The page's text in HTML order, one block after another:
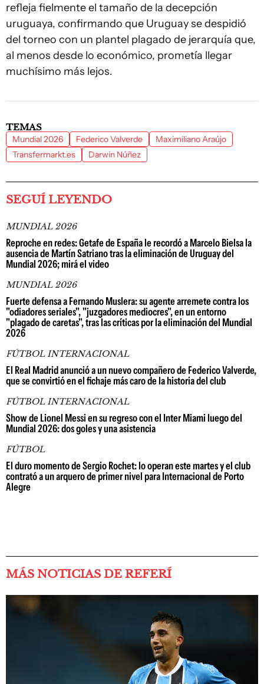
refleja fielmente el tamaño de la decepción
uruguaya, confirmando que Uruguay se despidió
del torneo con un plantel plagado de jerarquía que,
al menos desde lo económico, prometía llegar
muchísimo más lejos.
TEMAS
Mundial 2026 Federico Valverde
Maximiliano Araújo
Transfermarkt.es
Darwin Núñez
SEGUÍ LEYENDO
MUNDIAL 2026
Reproche en redes: Getafe de España le recordó a Marcelo Bielsa la
ausencia de Martín Satriano tras la eliminación de Uruguay del
Mundial 2026; mirá el video
MUNDIAL 2026
Fuerte defensa a Fernando Muslera: su agente arremete contra los
"odiadores seriales", "juzgadores mediocres", en un entorno
"plagado de caretas", tras las críticas por la eliminación del Mundial
2026
FÚTBOL INTERNACIONAL
El Real Madrid anunció a un nuevo compañero de Federico Valverde,
que se convirtió en el fichaje más caro de la historia del club
FÚTBOL INTERNACIONAL
Show de Lionel Messi en su regreso con el Inter Miami luego del
Mundial 2026: dos goles y una asistencia
FÚTBOL
El duro momento de Sergio Rochet: lo operan este martes y el club
contrató a un arquero de primer nivel para Internacional de Porto
Alegre
MÁS NOTICIAS DE REFERÍ